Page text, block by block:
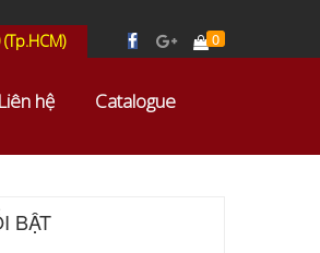
0
Liên hệ Catalogue
BẬT